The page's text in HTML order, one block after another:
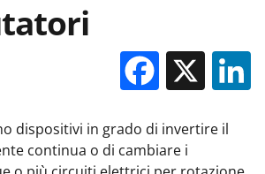
X
dispositivi in grado di invertire il
continua o di cambiare i